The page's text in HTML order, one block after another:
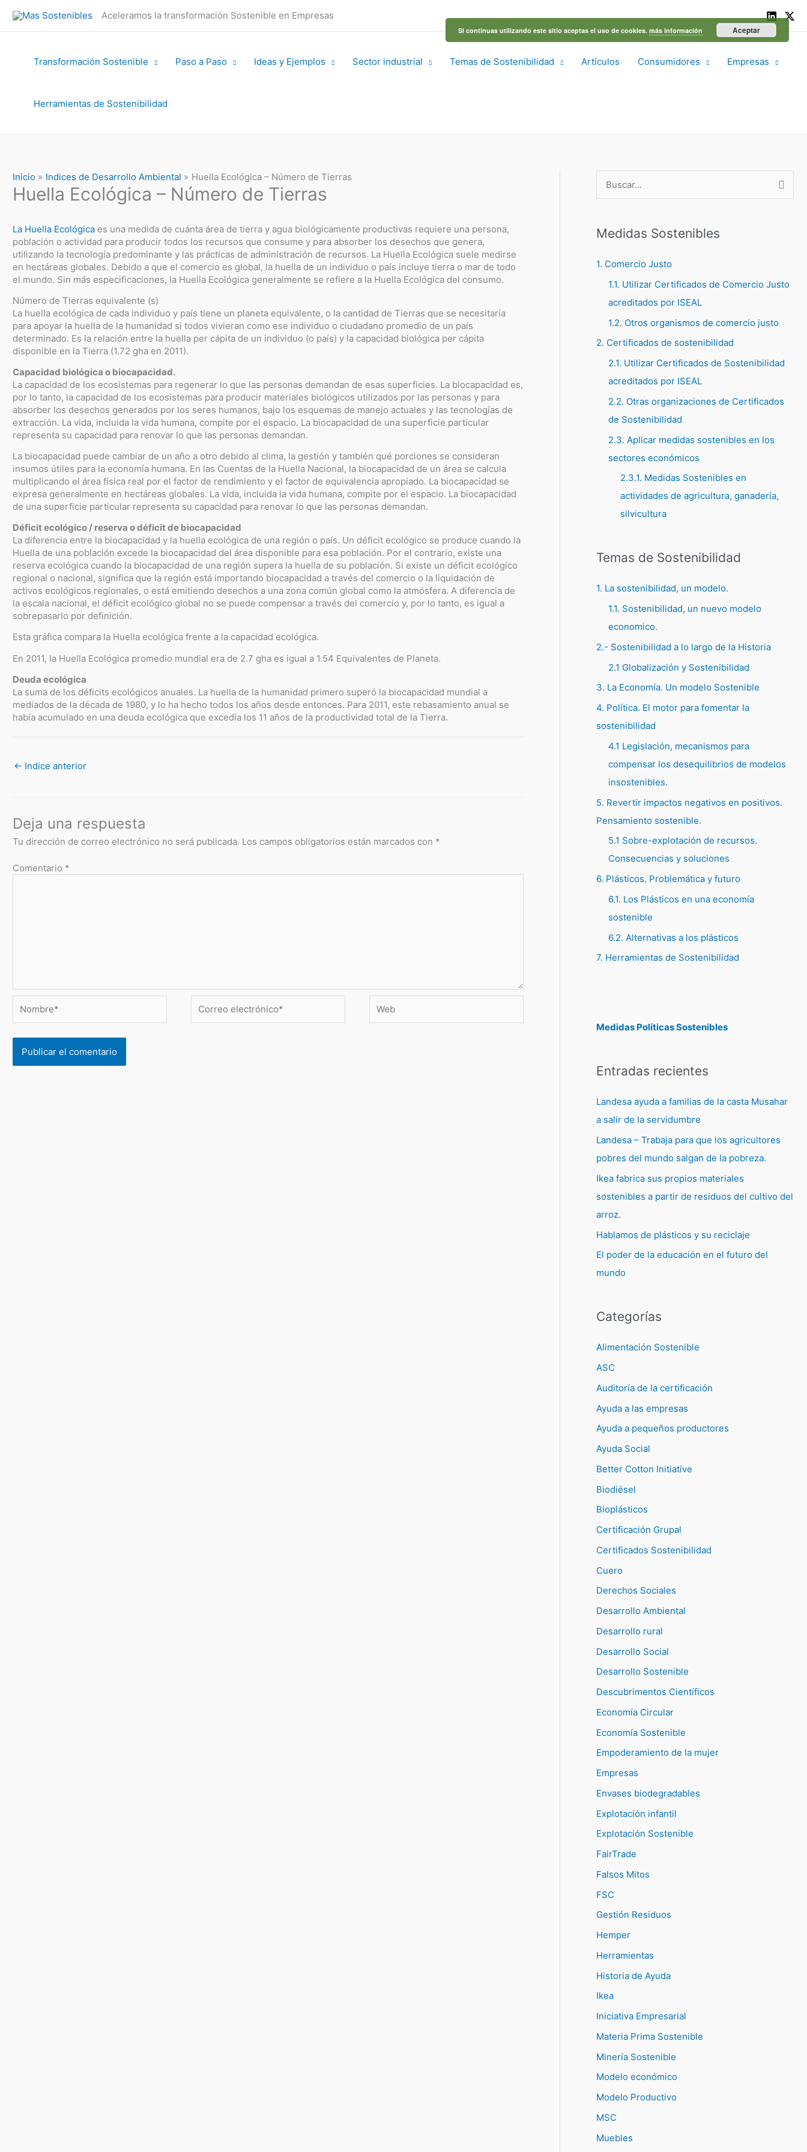
contenido
Aceleramos la transformación Sostenible en Empresas
Transformación Sostenible Paso a Paso Ideas y Ejemplos Sector industrial Temas de Sostenibilidad Artículos Consumidores Empresas
Herramientas de Sostenibilidad
Inicio Indices de Desarrollo Ambiental Huella Ecológica – Número de Tierras
Huella Ecológica – Número de Tierras
La Huella Ecológicaes una medida de cuánta área de tierra y agua biológicamente productivas requiere una persona,
población o actividad para producir todos los recursos que consume y para absorber los desechos que genera,
utilizando la tecnología predominante y las prácticas de administración de recursos. La Huella Ecológica suele medirse
en hectáreas globales. Debido a que el comercio es global, la huella de un individuo o país incluye tierra o mar de todo
el mundo. Sin más especificaciones, la Huella Ecológica generalmente se refiere a la Huella Ecológica del consumo.
Número de Tierras equivalente (s)
La huella ecológica de cada individuo y país tiene un planeta equivalente, o la cantidad de Tierras que se necesitaría
para apoyar la huella de la humanidad si todos vivieran como ese individuo o ciudadano promedio de un país
determinado. Es la relación entre la huella per cápita de un individuo (o país) y la capacidad biológica per cápita
disponible en la Tierra (1.72 gha en 2011).
Capacidad biológica o biocapacidad.
La capacidad de los ecosistemas para regenerar lo que las personas demandan de esas superficies. La biocapacidad es,
por lo tanto, la capacidad de los ecosistemas para producir materiales biológicos utilizados por las personas y para
absorber los desechos generados por los seres humanos, bajo los esquemas de manejo actuales y las tecnologías de
extracción. La vida, incluida la vida humana, compite por el espacio. La biocapacidad de una superficie particular
representa su capacidad para renovar lo que las personas demandan.
La biocapacidad puede cambiar de un año a otro debido al clima, la gestión y también qué porciones se consideran
insumos útiles para la economía humana. En las Cuentas de la Huella Nacional, la biocapacidad de un área se calcula
multiplicando el área física real por el factor de rendimiento y el factor de equivalencia apropiado. La biocapacidad se
expresa generalmente en hectáreas globales. La vida, incluida la vida humana, compite por el espacio. La biocapacidad
de una superficie particular representa su capacidad para renovar lo que las personas demandan.
Déficit ecológico / reserva o déficit de biocapacidad
La diferencia entre la biocapacidad y la huella ecológica de una región o país. Un déficit ecológico se produce cuando la
Huella de una población excede la biocapacidad del área disponible para esa población. Por el contrario, existe una
reserva ecológica cuando la biocapacidad de una región supera la huella de su población. Si existe un déficit ecológico
regional o nacional, significa que la región está importando biocapacidad a través del comercio o la liquidación de
activos ecológicos regionales, o está emitiendo desechos a una zona común global como la atmósfera. A diferencia de
la escala nacional, el déficit ecológico global no se puede compensar a través del comercio y, por lo tanto, es igual a
sobrepasarlo por definición.
Esta gráfica compara la Huella ecológica frente a la capacidad ecológica.
En 2011, la Huella Ecológica promedio mundial era de 2.7 gha es igual a 1.54 Equivalentes de Planeta.
Deuda ecológica
La suma de los déficits ecológicos anuales. La huella de la humanidad primero superó la biocapacidad mundial a
mediados de la década de 1980, y lo ha hecho todos los años desde entonces. Para 2011, este rebasamiento anual se
había acumulado en una deuda ecológica que excedía los 11 años de la productividad total de la Tierra.
← Indice anterior
Deja una respuesta
Tu dirección de correo electrónico no será publicada. Los campos obligatorios están marcados con *
Comentario *
electrónico*
u
c
r
:
Medidas Sostenibles
1. Comercio Justo
1.1. Utilizar Certificados de Comercio Justo
acreditados por ISEAL
1.2. Otros organismos de comercio justo
2. Certificados de sostenibilidad
2.1. Utilizar Certificados de Sostenibilidad
acreditados por ISEAL
2.2. Otras organizaciones de Certificados
de Sostenibilidad
2.3. Aplicar medidas sostenibles en los
sectores económicos
2.3.1. Medidas Sostenibles en
actividades de agricultura, ganadería,
silvicultura
Temas de Sostenibilidad
1. La sostenibilidad, un modelo.
1.1. Sostenibilidad, un nuevo modelo
economico.
2.- Sostenibilidad a lo largo de la Historia
2.1 Globalización y Sostenibilidad
3. La Economía. Un modelo Sostenible
4. Política. El motor para fomentar la
sostenibilidad
4.1 Legislación, mecanismos para
compensar los desequilibrios de modelos
insostenibles.
5. Revertir impactos negativos en positivos.
Pensamiento sostenible.
5.1 Sobre-explotación de recursos.
Consecuencias y soluciones
6. Plásticos. Problemática y futuro
6.1. Los Plásticos en una economía
sostenible
6.2. Alternativas a los plásticos
7. Herramientas de Sostenibilidad
Medidas Políticas Sostenibles
Entradas recientes
Landesa ayuda a familias de la casta Musahar
a salir de la servidumbre
Landesa – Trabaja para que los agricultores
pobres del mundo salgan de la pobreza.
Ikea fabrica sus propios materiales
sostenibles a partir de residuos del cultivo del
arroz.
Hablamos de plásticos y su reciclaje
El poder de la educación en el futuro del
mundo
Categorías
Alimentación Sostenible
ASC
Auditoría de la certificación
Ayuda a las empresas
Ayuda a pequeños productores
Ayuda Social
Better Cotton Initiative
Biodiésel
Bioplásticos
Certificación Grupal
Certificados Sostenibilidad
Cuero
Derechos Sociales
Desarrollo Ambiental
Desarrollo rural
Desarrollo Social
Desarrollo Sostenible
Descubrimentos Científicos
Economía Circular
Economía Sostenible
Empoderamiento de la mujer
Empresas
Envases biodegradables
Explotación infantil
Explotación Sostenible
FairTrade
Falsos Mitos
FSC
Gestión Residuos
Hemper
Herramientas
Historia de Ayuda
Ikea
Iniciativa Empresarial
Materia Prima Sostenible
Minería Sostenible
Modelo económico
Modelo Productivo
MSC
Muebles
Si continuas utilizando este sitio aceptas el uso de cookies. más información Aceptar